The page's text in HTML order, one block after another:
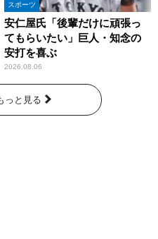
スポーツ
安仁屋氏「後輩だけに頑張っ
てもらいたい」巨人・知念の
安打を喜ぶ
2026.08.06
っと見る